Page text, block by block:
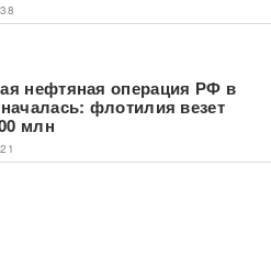
нефтяная операция РФ в
флотилия везет
млн